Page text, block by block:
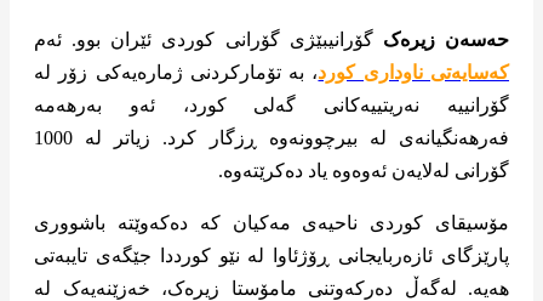
حەسەن زیرەک گۆرانیبێژی گۆرانی کوردی ئێران بوو. ئەم
کەسایەتی ناوداری کورد، بە تۆمارکردنی ژمارەیەکی زۆر لە
گۆرانییە نەریتییەکانی گەلی کورد، ئەو بەرهەمە
فەرهەنگیانەی لە بیرچوونەوە ڕزگار کرد. زیاتر لە 1000
گۆرانی لەلایەن ئەوەوە یاد دەکرێتەوە.
مۆسیقای کوردی ناحیەی مەکیان کە دەکەوێتە باشووری
پارێزگای ئازەربایجانی ڕۆژئاوا لە نێو کورددا جێگەی تایبەتی
هەیە. لەگەڵ دەرکەوتنی مامۆستا زیرەک، خەزێنەیەک لە